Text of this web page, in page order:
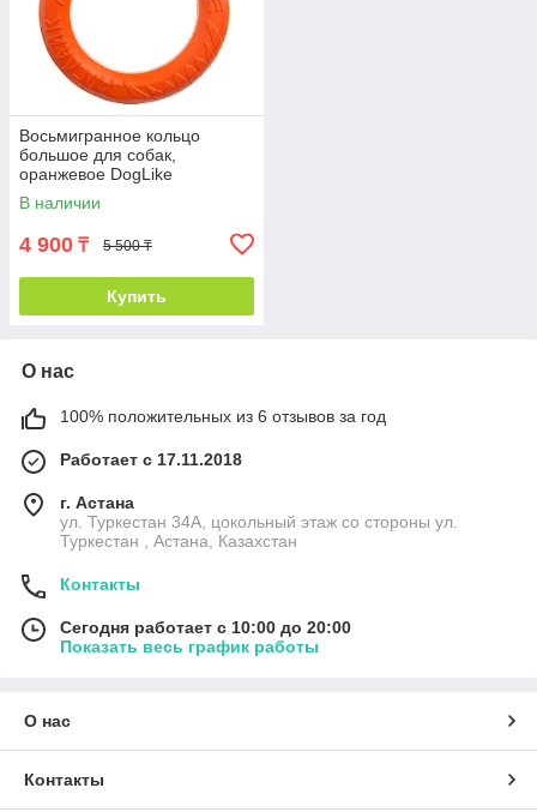
Восьмигранное кольцо
большое для собак,
оранжевое DogLike
В наличии
4 900 ₸ 5 500 ₸
Купить
О нас
100% положительных из 6 отзывов за год
Работает с 17.11.2018
г. Астана
ул. Туркестан 34А, цокольный этаж со стороны ул.
Туркестан , Астана, Казахстан
Контакты
Сегодня работает с 10:00 до 20:00
Показать весь график работы
О нас
Контакты